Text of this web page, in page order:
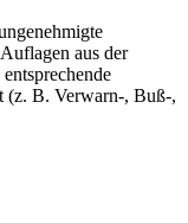
aus der
(z. B. Verwarn-, Buß-,